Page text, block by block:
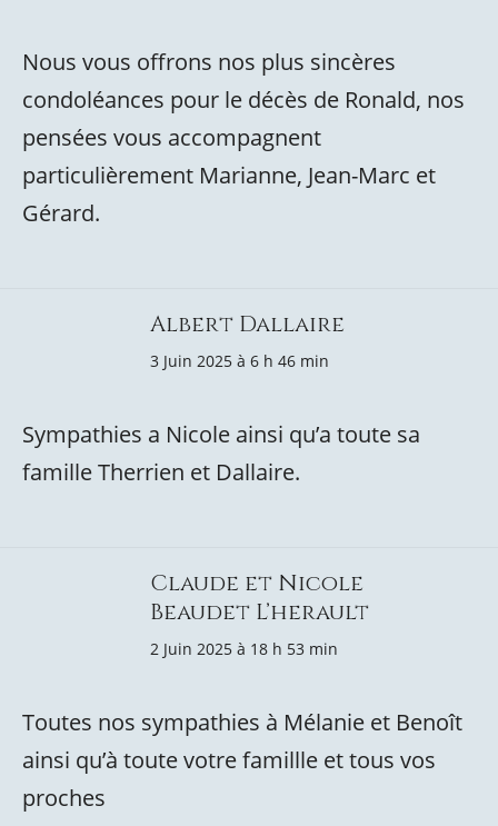
Nous vous offrons nos plus sincères
condoléances pour le décès de Ronald, nos
pensées vous accompagnent
particulièrement Marianne, Jean-Marc et
Gérard.
Albert Dallaire
3 Juin 2025 à 6 h 46 min
Sympathies a Nicole ainsi qu’a toute sa
famille Therrien et Dallaire.
Claude et Nicole
Beaudet L’herault
2 Juin 2025 à 18 h 53 min
Toutes nos sympathies à Mélanie et Benoît
ainsi qu’à toute votre famillle et tous vos
proches